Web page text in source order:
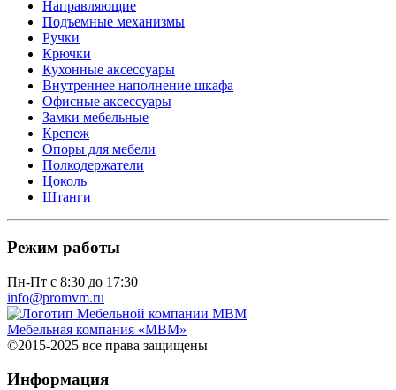
Направляющие
Подъемные механизмы
Ручки
Крючки
Кухонные аксессуары
Внутреннее наполнение шкафа
Офисные аксессуары
Замки мебельные
Крепеж
Опоры для мебели
Полкодержатели
Цоколь
Штанги
Режим работы
Пн-Пт с 8:30 до 17:30
info@promvm.ru
Мебельная компания «МВМ»
©2015-2025 все права защищены
Информация